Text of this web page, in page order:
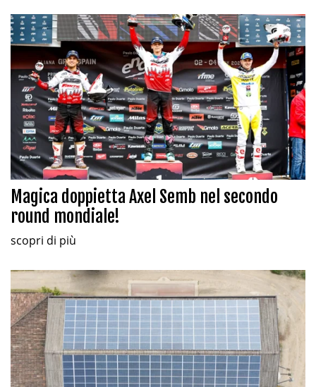
Magica doppietta Axel Semb nel secondo
round mondiale!
scopri di più